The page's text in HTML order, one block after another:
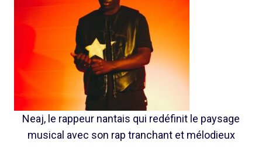
Neaj, le rappeur nantais qui redéfinit le paysage
musical avec son rap tranchant et mélodieux